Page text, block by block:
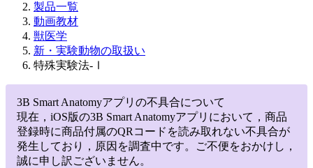
製品一覧
動画教材
獣医学
新・実験動物の取扱い
特殊実験法-Ⅰ
3B Smart Anatomyアプリの不具合について
現在，iOS版の3B Smart Anatomyアプリにおいて，商品
登録時に商品付属のQRコードを読み取れない不具合が
発生しており，原因を調査中です。ご不便をおかけし，
誠に申し訳ございません。